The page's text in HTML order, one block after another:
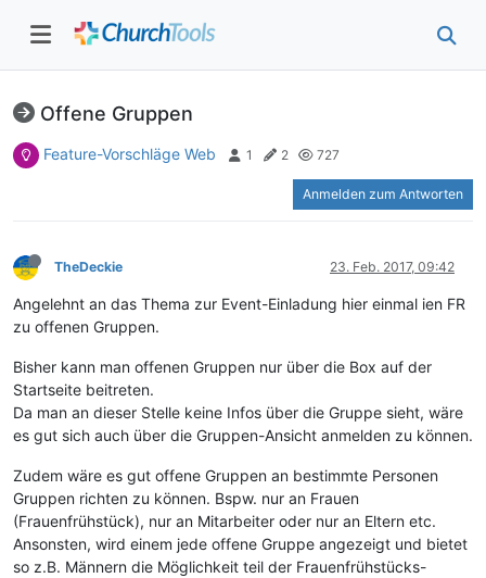
Offene Gruppen
Feature-Vorschläge Web 1 2 727
Anmelden zum Antworten
TheDeckie 23. Feb. 2017, 09:42
Angelehnt an das Thema zur Event-Einladung hier einmal ien FR
zu offenen Gruppen.
Bisher kann man offenen Gruppen nur über die Box auf der
Startseite beitreten.
Da man an dieser Stelle keine Infos über die Gruppe sieht, wäre
es gut sich auch über die Gruppen-Ansicht anmelden zu können.
Zudem wäre es gut offene Gruppen an bestimmte Personen
Gruppen richten zu können. Bspw. nur an Frauen
(Frauenfrühstück), nur an Mitarbeiter oder nur an Eltern etc.
Ansonsten, wird einem jede offene Gruppe angezeigt und bietet
so z.B. Männern die Möglichkeit teil der Frauenfrühstücks-